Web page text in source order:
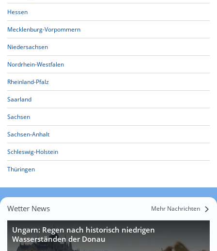
Hessen
Mecklenburg-Vorpommern
Niedersachsen
Nordrhein-Westfalen
Rheinland-Pfalz
Saarland
Sachsen
Sachsen-Anhalt
Schleswig-Holstein
Thüringen
Wetter News Mehr Nachrichten
Ungarn: Regen nach historisch niedrigen
Wasserständen der Donau